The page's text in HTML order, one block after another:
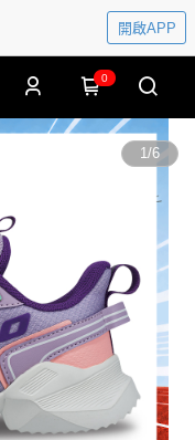
開啟APP
0
1/6